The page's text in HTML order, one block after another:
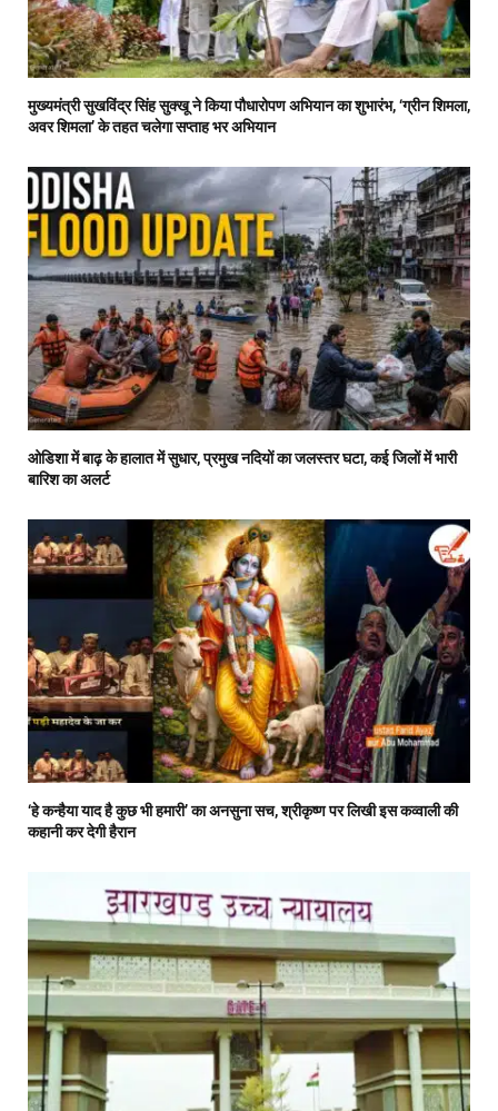
मुख्यमंत्री सुखविंद्र सिंह सुक्खू ने किया पौधारोपण अभियान का शुभारंभ, ‘ग्रीन शिमला,
अवर शिमला’ के तहत चलेगा सप्ताह भर अभियान
ओडिशा में बाढ़ के हालात में सुधार, प्रमुख नदियों का जलस्तर घटा, कई जिलों में भारी
बारिश का अलर्ट
‘हे कन्हैया याद है कुछ भी हमारी’ का अनसुना सच, श्रीकृष्ण पर लिखी इस कव्वाली की
कहानी कर देगी हैरान